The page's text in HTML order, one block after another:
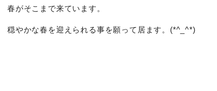
春がそこまで来ています。
穏やかな春を迎えられる事を願って居ます。(*^_^*)